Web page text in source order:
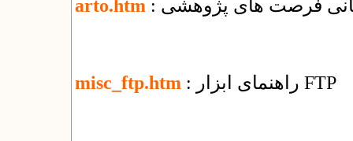
arto.htm فرصت های پژوهشی
misc_ftp.htm : راهنمای ابزار FTP